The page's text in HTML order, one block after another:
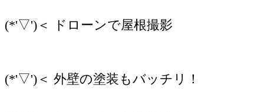
(*'▽')＜ ドローンで屋根撮影
(*'▽')＜ 外壁の塗装もバッチリ！